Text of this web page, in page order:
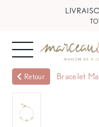
NOUVEAUTÉS
Retour Bracelet